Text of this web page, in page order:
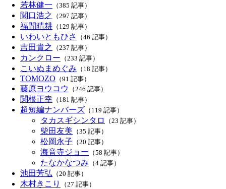
若林健一 （385 記事）
関口浩之 （297 記事）
福間晴耕 （129 記事）
いわいともひさ （46 記事）
吉田貴之 （237 記事）
カンクロー （233 記事）
こいぬまめぐみ （18 記事）
TOMOZO （91 記事）
藤原ヨウコウ （246 記事）
関根正幸 （181 記事）
超短編ナンバーズ （119 記事）
タカスギシンタロ （23 記事）
柴田友美 （35 記事）
松岡永子 （20 記事）
海音寺ジョー （58 記事）
たなかなつみ （4 記事）
池田芳弘 （20 記事）
木村きこり （27 記事）